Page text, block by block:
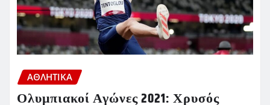
ΑΘΛΗΤΙΚΑ
Ολυμπιακοί Αγώνες 2021: Χρυσός